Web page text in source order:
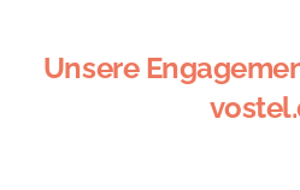
Unsere